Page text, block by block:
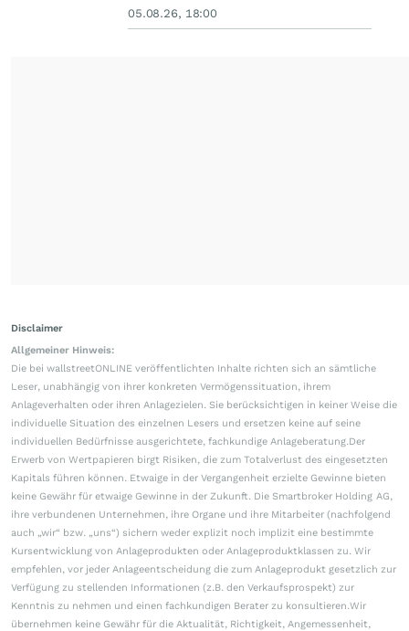
05.08.26, 18:00
Disclaimer
Allgemeiner Hinweis:
Die bei wallstreetONLINE veröffentlichten Inhalte richten sich an sämtliche
Leser, unabhängig von ihrer konkreten Vermögenssituation, ihrem
Anlageverhalten oder ihren Anlagezielen. Sie berücksichtigen in keiner Weise die
individuelle Situation des einzelnen Lesers und ersetzen keine auf seine
individuellen Bedürfnisse ausgerichtete, fachkundige Anlageberatung.Der
Erwerb von Wertpapieren birgt Risiken, die zum Totalverlust des eingesetzten
Kapitals führen können. Etwaige in der Vergangenheit erzielte Gewinne bieten
keine Gewähr für etwaige Gewinne in der Zukunft. Die Smartbroker Holding AG,
ihre verbundenen Unternehmen, ihre Organe und ihre Mitarbeiter (nachfolgend
auch „wir“ bzw. „uns“) sichern weder explizit noch implizit eine bestimmte
Kursentwicklung von Anlageprodukten oder Anlageproduktklassen zu. Wir
empfehlen, vor jeder Anlageentscheidung die zum Anlageprodukt gesetzlich zur
Verfügung zu stellenden Informationen (z.B. den Verkaufsprospekt) zur
Kenntnis zu nehmen und einen fachkundigen Berater zu konsultieren.Wir
übernehmen keine Gewähr für die Aktualität, Richtigkeit, Angemessenheit,